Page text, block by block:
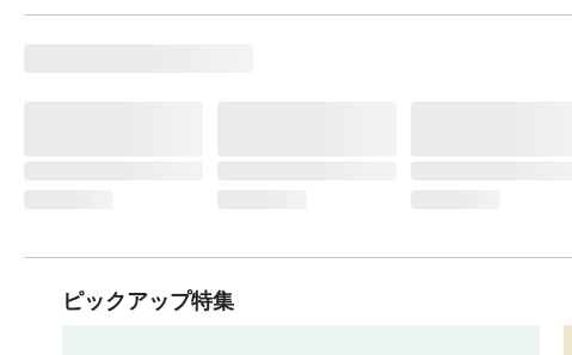
ピックアップ特集